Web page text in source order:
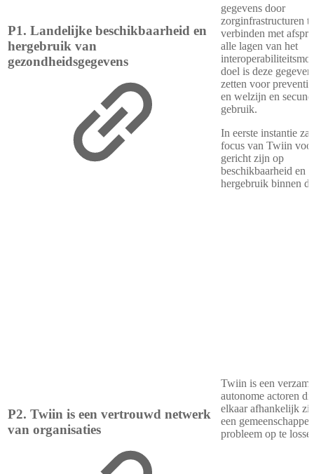
P1. Landelijke beschikbaarheid en
hergebruik van
gezondheidsgegevens
gegevens door
zorginfrastructuren te
verbinden met
alle lagen van het
doel is deze
zetten voor
en welzijn en
gebruik.
In eerste instantie
focus van Twiin
gericht zijn op
beschikbaarheid en
hergebruik binnen
P2. Twiin is een vertrouwd netwerk
van organisaties
Twiin is een
autonome actoren
elkaar afhankelijk
een
probleem op te